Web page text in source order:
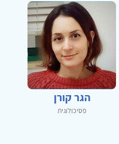
הגר קורן
פסיכולוגית